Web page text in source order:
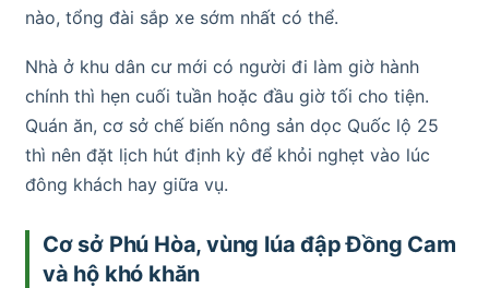
nào, tổng đài sắp xe sớm nhất có thể.
Nhà ở khu dân cư mới có người đi làm giờ hành
chính thì hẹn cuối tuần hoặc đầu giờ tối cho tiện.
Quán ăn, cơ sở chế biến nông sản dọc Quốc lộ 25
thì nên đặt lịch hút định kỳ để khỏi nghẹt vào lúc
đông khách hay giữa vụ.
Cơ sở Phú Hòa, vùng lúa đập Đồng Cam
và hộ khó khăn